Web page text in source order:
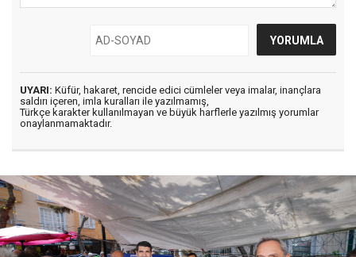
UYARI: Küfür, hakaret, rencide edici cümleler veya imalar, inançlara
saldırı içeren, imla kuralları ile yazılmamış,
Türkçe karakter kullanılmayan ve büyük harflerle yazılmış yorumlar
onaylanmamaktadır.